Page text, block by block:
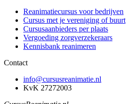
Reanimatiecursus voor bedrijven
Cursus met je vereniging of buurt
Cursusaanbieders per plaats
Vergoeding zorgverzekeraars
Kennisbank reanimeren
Contact
info@cursusreanimatie.nl
KvK 27272003